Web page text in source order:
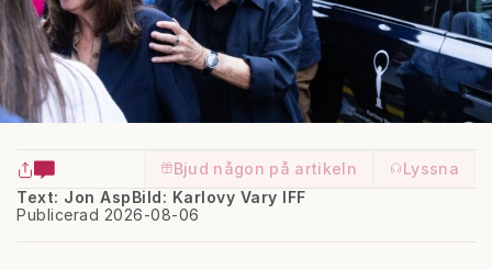
Bjud någon på artikeln
Lyssna
Text: Jon Asp
Publicerad 2026-08-06
Bild: Karlovy Vary IFF